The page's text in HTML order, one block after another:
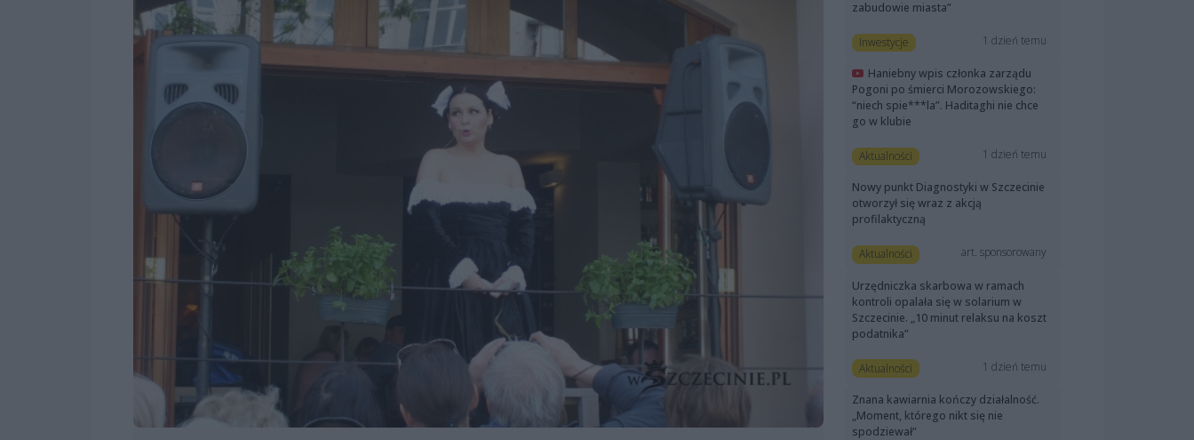
zabudowie miasta”
Inwestycje 1 dzień temu
Haniebny wpis członka zarządu
Pogoni po śmierci Morozowskiego:
“niech spie***la”. Haditaghi nie chce
go w klubie
Aktualności 1 dzień temu
Nowy punkt Diagnostyki w Szczecinie
otworzył się wraz z akcją
profilaktyczną
Aktualności art. sponsorowany
Urzędniczka skarbowa w ramach
kontroli opalała się w solarium w
Szczecinie. „10 minut relaksu na koszt
podatnika”
Aktualności 1 dzień temu
Znana kawiarnia kończy działalność.
„Moment, którego nikt się nie
spodziewał”